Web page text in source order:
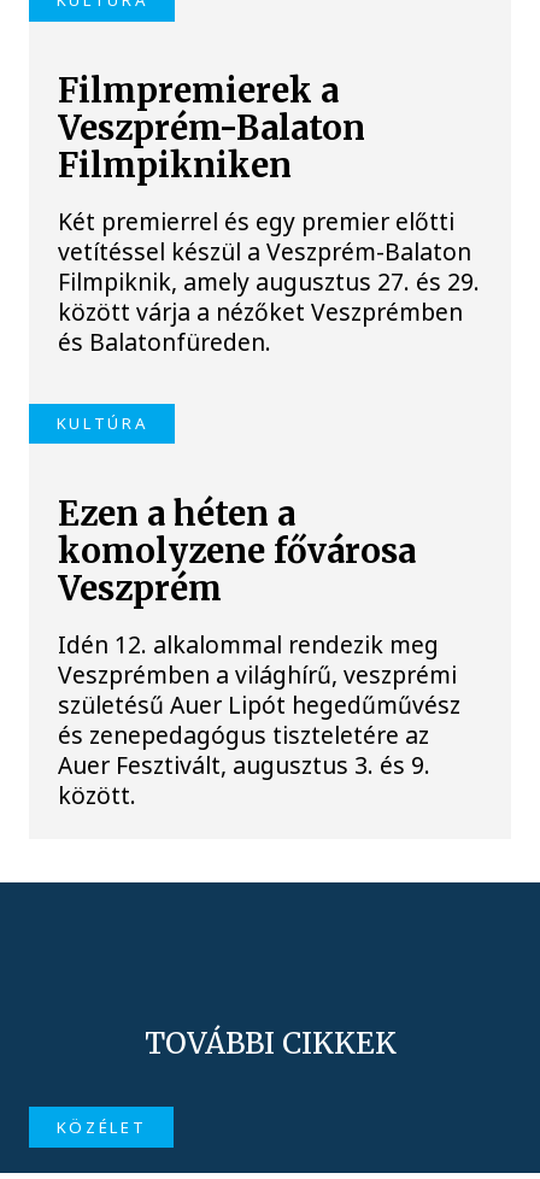
Filmpremierek a
Veszprém-Balaton
Filmpikniken
Két premierrel és egy premier előtti
vetítéssel készül a Veszprém-Balaton
Filmpiknik, amely augusztus 27. és 29.
között várja a nézőket Veszprémben
és Balatonfüreden.
KULTÚRA
Ezen a héten a
komolyzene fővárosa
Veszprém
Idén 12. alkalommal rendezik meg
Veszprémben a világhírű, veszprémi
születésű Auer Lipót hegedűművész
és zenepedagógus tiszteletére az
Auer Fesztivált, augusztus 3. és 9.
között.
TOVÁBBI CIKKEK
KÖZÉLET